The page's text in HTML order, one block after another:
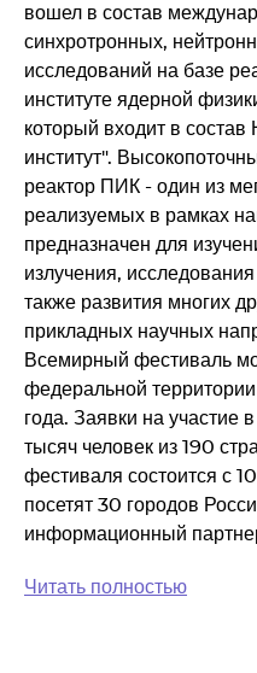
вошел в состав
синхротронных,
исследований на базе
институте ядерной
который входит в
институт".
реактор ПИК - один из
реализуемых в рамках
предназначен для
излучения,
также развития многих
прикладных научных
Всемирный фестиваль
федеральной
года. Заявки на участие
тысяч человек из 190
фестиваля состоится с
посетят 30 городов
информационный
Читать полностью